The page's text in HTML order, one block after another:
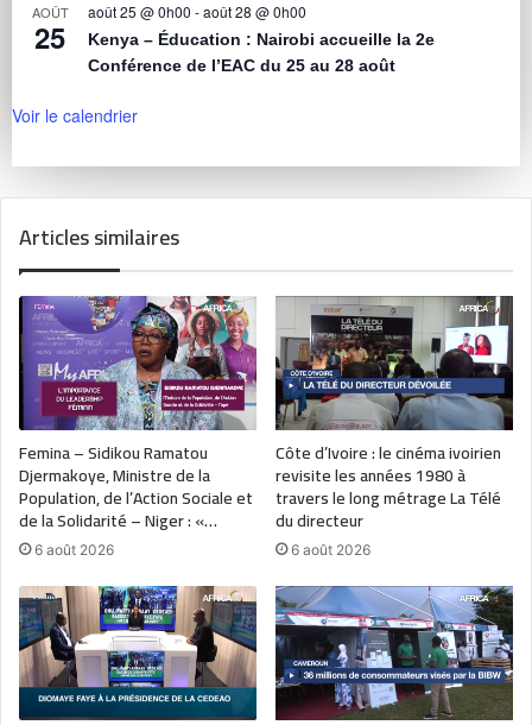
AOÛT
25
août 25 @ 0h00 -août 28 @ 0h00
Kenya – Éducation : Nairobi accueille la 2e
Conférence de l’EAC du 25 au 28 août
Voir le calendrier
Articles similaires
Femina – Sidikou Ramatou
Djermakoye, Ministre de la
Population, de l’Action Sociale et
de la Solidarité – Niger : «…
6 août 2026
Côte d’Ivoire : le cinéma ivoirien
revisite les années 1980 à
travers le long métrage La Télé
du directeur
6 août 2026